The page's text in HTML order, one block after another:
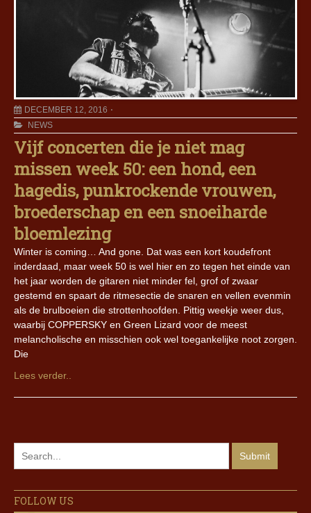
DECEMBER 12, 2016
NEWS
Vijf concerten die je niet mag
missen week 50: een hond, een
hagedis, punkrockende vrouwen,
broederschap en een snoeiharde
bloemlezing
Winter is coming… And gone. Dat was een kort koudefront
inderdaad, maar week 50 is wel hier en zo tegen het einde van
het jaar worden de gitaren niet minder fel, grof of zwaar
gestemd en spaart de ritmesectie de snaren en vellen evenmin
als de brulboeien die strottenhoofden. Pittig weekje weer dus,
waarbij COPPERSKY en Green Lizard voor de meest
melancholische en misschien ook wel toegankelijke noot zorgen.
Die
Lees verder..
FOLLOW US